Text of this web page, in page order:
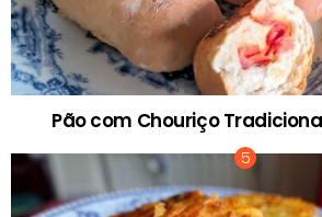
Pão com Chouriço